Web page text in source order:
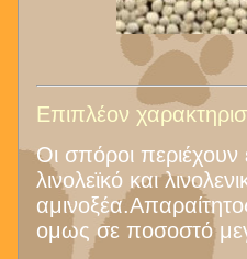
Επιπλέον
Οι σπόροι
λινολεϊκό και
ομως σε ποσοστό